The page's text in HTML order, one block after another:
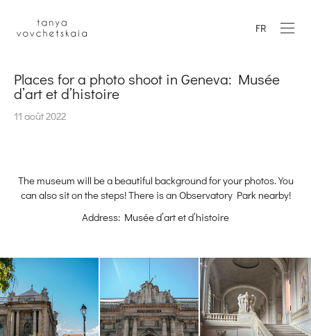
FR
Places for a photo shoot in Geneva: Musée
d’art et d’histoire
11 août 2022
The museum will be a beautiful background for your photos. You
can also sit on the steps! There is an Observatory Park nearby!
Address: Musée d’art et d’histoire